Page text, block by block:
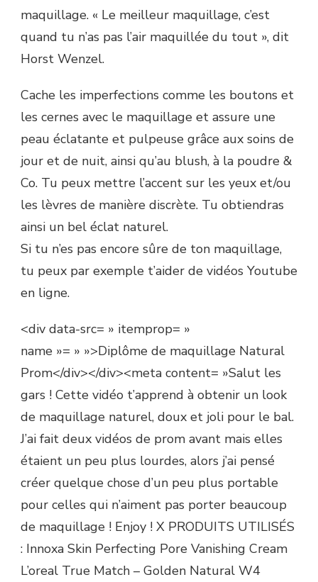
maquillage. « Le meilleur maquillage, c’est
quand tu n’as pas l’air maquillée du tout », dit
Horst Wenzel.
Cache les imperfections comme les boutons et
les cernes avec le maquillage et assure une
peau éclatante et pulpeuse grâce aux soins de
jour et de nuit, ainsi qu’au blush, à la poudre &
Co. Tu peux mettre l’accent sur les yeux et/ou
les lèvres de manière discrète. Tu obtiendras
ainsi un bel éclat naturel.
Si tu n’es pas encore sûre de ton maquillage,
tu peux par exemple t’aider de vidéos Youtube
en ligne.
<div data-src= » itemprop= »
name »= » »>Diplôme de maquillage Natural
Prom</div></div><meta content= »Salut les
gars ! Cette vidéo t’apprend à obtenir un look
de maquillage naturel, doux et joli pour le bal.
J’ai fait deux vidéos de prom avant mais elles
étaient un peu plus lourdes, alors j’ai pensé
créer quelque chose d’un peu plus portable
pour celles qui n’aiment pas porter beaucoup
de maquillage ! Enjoy ! X PRODUITS UTILISÉS
: Innoxa Skin Perfecting Pore Vanishing Cream
L’oreal True Match – Golden Natural W4